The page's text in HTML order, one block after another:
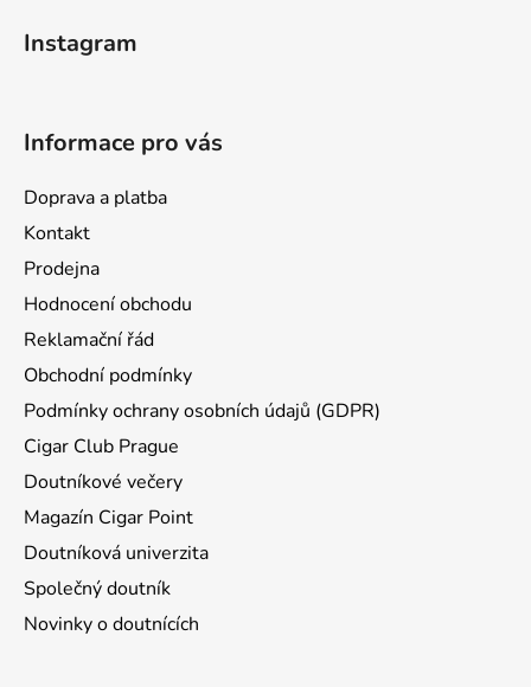
Instagram
Informace pro vás
Doprava a platba
Kontakt
Prodejna
Hodnocení obchodu
Reklamační řád
Obchodní podmínky
Podmínky ochrany osobních údajů (GDPR)
Cigar Club Prague
Doutníkové večery
Magazín Cigar Point
Doutníková univerzita
Společný doutník
Novinky o doutnících